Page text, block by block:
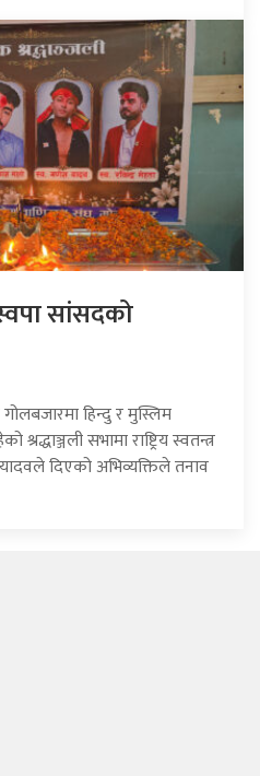
सांसदको
हिन्दु र मुस्लिम
सभामा राष्ट्रिय स्वतन्त्र
दिएको अभिव्यक्तिले तनाव